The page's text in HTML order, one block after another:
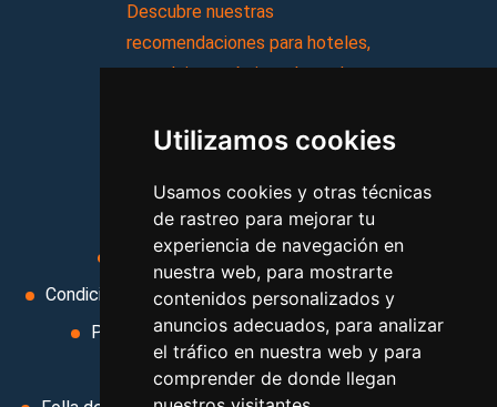
Utilizamos cookies
Usamos cookies y otras técnicas
de rastreo para mejorar tu
experiencia de navegación en
nuestra web, para mostrarte
contenidos personalizados y
anuncios adecuados, para analizar
el tráfico en nuestra web y para
comprender de donde llegan
Descubre nuestras
recomendaciones para hoteles,
complejos turísticos, hostales,
viajes, y mucho más!
MI AGENCIA
Aviso legal
Condiciones de uso
Condiciones Generales
Ley de Viajes Combinados
Política de privacidad
Uso de cookies
Cambiar preferencias de cookies